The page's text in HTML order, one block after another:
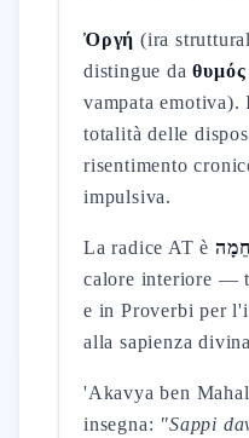
Ὀργή (ira
distingue daθυμός
vampata emotiva).
totalità delle
risentimento
impulsiva.
La radice AT è חֵמָה
calore interiore —
e in Proverbi per
alla sapienza
'Akavya ben
insegna: "Sappi